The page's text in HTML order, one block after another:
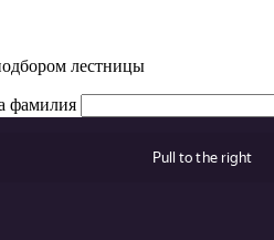
лестницы
фамилия